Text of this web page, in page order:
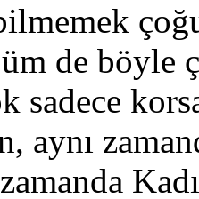
de böyle
sadece
aynı